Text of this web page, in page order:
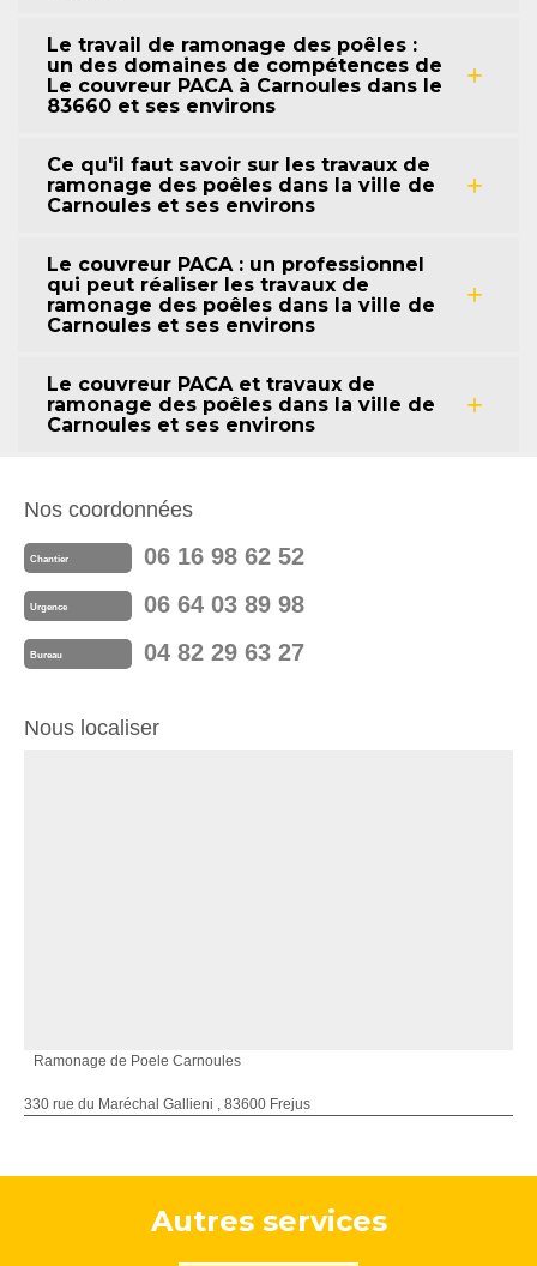
Le travail de ramonage des poêles :
un des domaines de compétences de
Le couvreur PACA à Carnoules dans le
83660 et ses environs
Ce qu'il faut savoir sur les travaux de
ramonage des poêles dans la ville de
Carnoules et ses environs
Le couvreur PACA : un professionnel
qui peut réaliser les travaux de
ramonage des poêles dans la ville de
Carnoules et ses environs
Le couvreur PACA et travaux de
ramonage des poêles dans la ville de
Carnoules et ses environs
Nos coordonnées
Chantier 06 16 98 62 52
Urgence 06 64 03 89 98
Bureau 04 82 29 63 27
Nous localiser
Ramonage de Poele Carnoules
330 rue du Maréchal Gallieni , 83600 Frejus
Autres services